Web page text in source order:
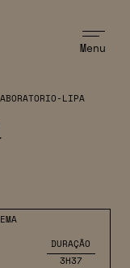
Menu
DURAÇÃO
3H37
LIPA